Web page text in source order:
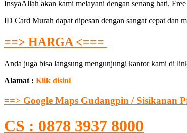
InsyaAllah akan kami melayani dengan senang hati.
ID Card Murah dapat dipesan dengan sangat cepat dan
==> HARGA <===
Anda juga bisa langsung mengunjungi kantor kami di
Alamat : Klik disini
==> Google Maps Gudangpin / Sisikanan
CS : 0878 3937 8000